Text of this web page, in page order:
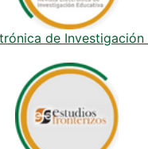
de Investigación